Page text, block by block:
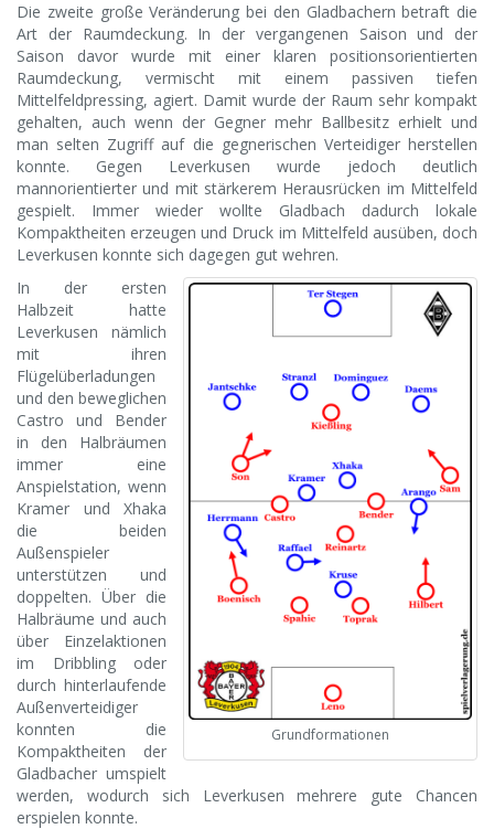
Die zweite große Veränderung bei den Gladbachern betraft die
Art der Raumdeckung. In der vergangenen Saison und der
Saison davor wurde mit einer klaren positionsorientierten
Raumdeckung, vermischt mit einem passiven tiefen
Mittelfeldpressing, agiert. Damit wurde der Raum sehr kompakt
gehalten, auch wenn der Gegner mehr Ballbesitz erhielt und
man selten Zugriff auf die gegnerischen Verteidiger herstellen
konnte. Gegen Leverkusen wurde jedoch deutlich
mannorientierter und mit stärkerem Herausrücken im Mittelfeld
gespielt. Immer wieder wollte Gladbach dadurch lokale
Kompaktheiten erzeugen und Druck im Mittelfeld ausüben, doch
Leverkusen konnte sich dagegen gut wehren.
Grundformationen
In der ersten
Halbzeit hatte
Leverkusen nämlich
mit ihren
Flügelüberladungen
und den beweglichen
Castro und Bender
in den Halbräumen
immer eine
Anspielstation, wenn
Kramer und Xhaka
die beiden
Außenspieler
unterstützen und
doppelten. Über die
Halbräume und auch
über Einzelaktionen
im Dribbling oder
durch hinterlaufende
Außenverteidiger
konnten die
Kompaktheiten der
Gladbacher umspielt
werden, wodurch sich Leverkusen mehrere gute Chancen
erspielen konnte.